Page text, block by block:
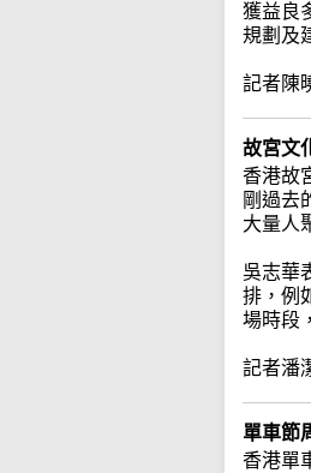
獲益良
規劃及
記者陳
故宮文
香港故
剛過去
大量人
吳志華
排，例
場時段
記者潘
單車節
香港單